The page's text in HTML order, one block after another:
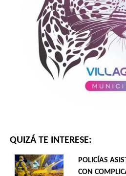
QUIZÁ TE INTERESE:
POLICÍAS
CON